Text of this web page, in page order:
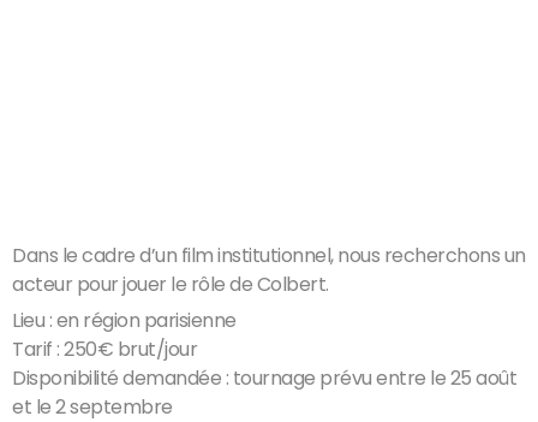
Dans le cadre d’un film institutionnel, nous recherchons un
acteur pour jouer le rôle de Colbert.
Lieu : en région parisienne
Tarif : 250€ brut/jour
Disponibilité demandée : tournage prévu entre le 25 août
et le 2 septembre